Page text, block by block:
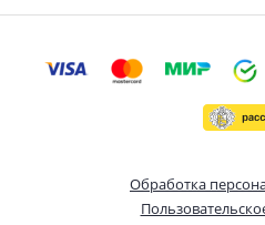
Обработка